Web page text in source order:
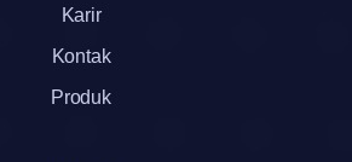
Karir
Kontak
Produk